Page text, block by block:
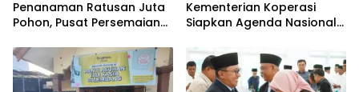
Penanaman Ratusan Juta
Pohon, Pusat Persemaian
Perkuat Jaringan
Persemaian Nasional*
Kementerian Koperasi
Siapkan Agenda Nasional